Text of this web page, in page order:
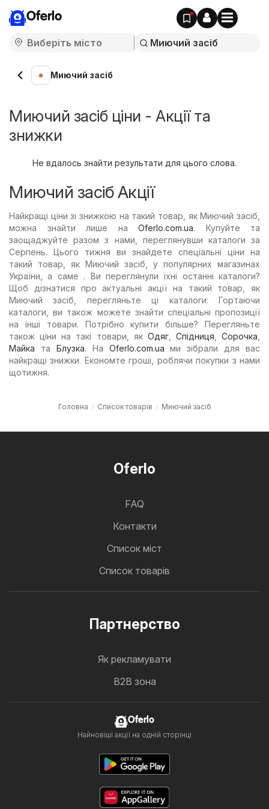
Oferlo
Миючий засіб
Миючий засіб ціни - Акції та
знижки
Не вдалось знайти результати для цього слова.
Миючий засіб Акції
Найкращі ціни зі знижкою на такий товар, як Миючий засіб,
можна знайти лише на Oferlo.com.ua. Купуйте та
заощаджуйте разом з нами, переглянувши каталоги за
Серпень. Цього тижня ви знайдете спеціальні ціни на
такий товар, як Миючий засіб, у популярних магазинах
України, а саме . Ви переглянули їхні останні каталоги?
Щоб дізнатися про актуальні акції на такий товар, як
Миючий засіб, перегляньте ці каталоги: Гортаючи
каталоги, ви також можете знайти спеціальні пропозиції
на інші товари. Потрібно купити більше? Перегляньте
також ціни на такі товари, як Одяг, Спідниця Сорочка
Майка та Блузка. На Oferlo.com.ua ми зібрали для вас
найкращі знижки. Економте гроші, роблячи покупки з нами
щотижня.
Головна Список товарів Миючий засіб
Oferlo
FAQ
Контакти
Cписок міст
Список товарів
Партнерство
Як рекламувати
B2B зона
Oferlo
Найновіші акції на одній сторінці